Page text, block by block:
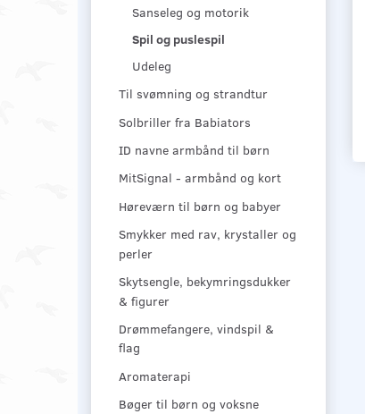
Sanseleg og motorik
Spil og puslespil
Udeleg
Til svømning og strandtur
Solbriller fra Babiators
ID navne armbånd til børn
MitSignal - armbånd og kort
Høreværn til børn og babyer
Smykker med rav, krystaller og
perler
Skytsengle, bekymringsdukker
& figurer
Drømmefangere, vindspil &
flag
Aromaterapi
Bøger til børn og voksne